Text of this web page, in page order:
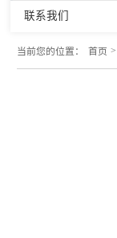
联系我们
当前您的位置： 首页 >